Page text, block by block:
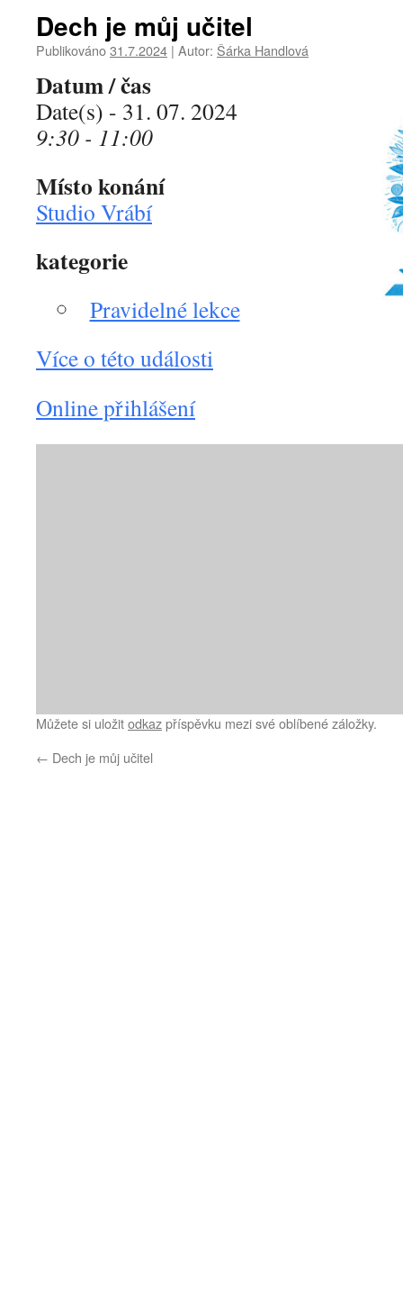
Dech je můj učitel
Publikováno31.7.2024 | Autor: Šárka Handlová
Datum / čas
Date(s) - 31. 07. 2024
9:30 - 11:00
Místo konání
Studio Vrábí
kategorie
Pravidelné lekce
Více o této události
Online přihlášení
Můžete si uložitodkazpříspěvku mezi své oblíbené záložky.
← Dech je můj učitel